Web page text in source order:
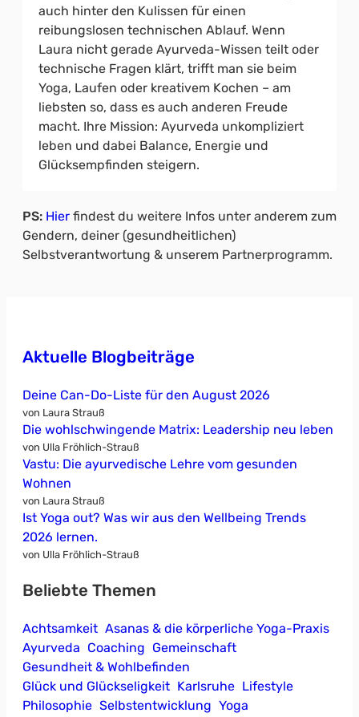
auch hinter den Kulissen für einen
reibungslosen technischen Ablauf. Wenn
Laura nicht gerade Ayurveda-Wissen teilt oder
technische Fragen klärt, trifft man sie beim
Yoga, Laufen oder kreativem Kochen – am
liebsten so, dass es auch anderen Freude
macht. Ihre Mission: Ayurveda unkompliziert
leben und dabei Balance, Energie und
Glücksempfinden steigern.
PS: Hier findest du weitere Infos unter anderem zum
Gendern, deiner (gesundheitlichen)
Selbstverantwortung & unserem Partnerprogramm.
Aktuelle Blogbeiträge
Deine Can-Do-Liste für den August 2026
von Laura Strauß
Die wohlschwingende Matrix: Leadership neu leben
von Ulla Fröhlich-Strauß
Vastu: Die ayurvedische Lehre vom gesunden
Wohnen
von Laura Strauß
Ist Yoga out? Was wir aus den Wellbeing Trends
2026 lernen.
von Ulla Fröhlich-Strauß
Beliebte Themen
Achtsamkeit Asanas & die körperliche Yoga-Praxis
Ayurveda Coaching Gemeinschaft
Gesundheit & Wohlbefinden
Glück und Glückseligkeit Karlsruhe Lifestyle
Philosophie Selbstentwicklung Yoga